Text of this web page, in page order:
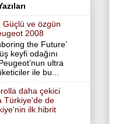
Güçlü ve özgün
2008
the Future’
keyfi odağını
ultra
ile bu...
daha çekici
Türkiye'de de
ilk hibrit